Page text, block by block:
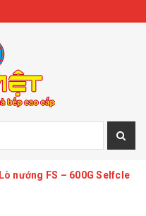
Lò nướng FS – 600G Selfcle